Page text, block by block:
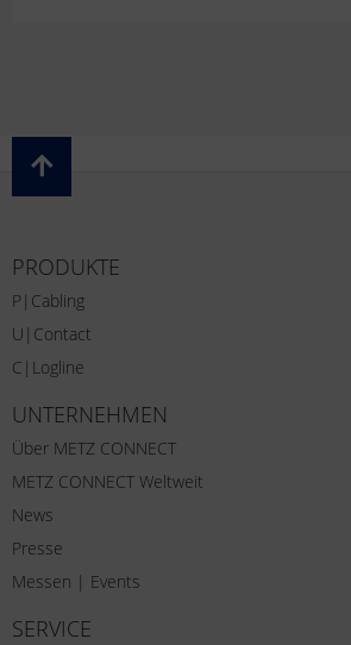
PRODUKTE
P|Cabling
U|Contact
C|Logline
UNTERNEHMEN
Über METZ CONNECT
METZ CONNECT Weltweit
News
Presse
Messen | Events
SERVICE